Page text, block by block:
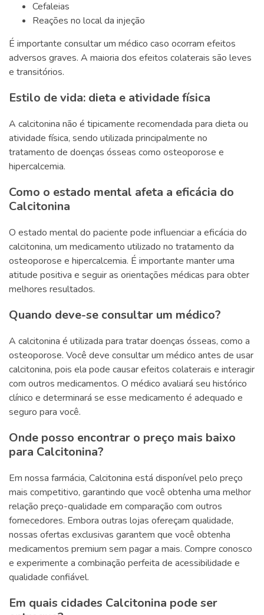
Cefaleias
Reações no local da injeção
É importante consultar um médico caso ocorram efeitos
adversos graves. A maioria dos efeitos colaterais são leves
e transitórios.
Estilo de vida: dieta e atividade física
A calcitonina não é tipicamente recomendada para dieta ou
atividade física, sendo utilizada principalmente no
tratamento de doenças ósseas como osteoporose e
hipercalcemia.
Como o estado mental afeta a eficácia do
Calcitonina
O estado mental do paciente pode influenciar a eficácia do
calcitonina, um medicamento utilizado no tratamento da
osteoporose e hipercalcemia. É importante manter uma
atitude positiva e seguir as orientações médicas para obter
melhores resultados.
Quando deve-se consultar um médico?
A calcitonina é utilizada para tratar doenças ósseas, como a
osteoporose. Você deve consultar um médico antes de usar
calcitonina, pois ela pode causar efeitos colaterais e interagir
com outros medicamentos. O médico avaliará seu histórico
clínico e determinará se esse medicamento é adequado e
seguro para você.
Onde posso encontrar o preço mais baixo
para Calcitonina?
Em nossa farmácia, Calcitonina está disponível pelo preço
mais competitivo, garantindo que você obtenha uma melhor
relação preço-qualidade em comparação com outros
fornecedores. Embora outras lojas ofereçam qualidade,
nossas ofertas exclusivas garantem que você obtenha
medicamentos premium sem pagar a mais. Compre conosco
e experimente a combinação perfeita de acessibilidade e
qualidade confiável.
Em quais cidades Calcitonina pode ser